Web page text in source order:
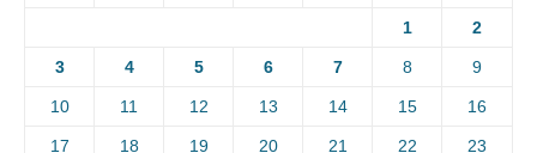
1 2
3 4 5 6 7 8 9
10 11 12 13 14 15 16
17 18 19 20 21 22 23